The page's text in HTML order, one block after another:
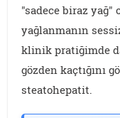
"sadece biraz yağ"
yağlanmanın
klinik pratiğimde
gözden kaçtığını
steatohepatit.